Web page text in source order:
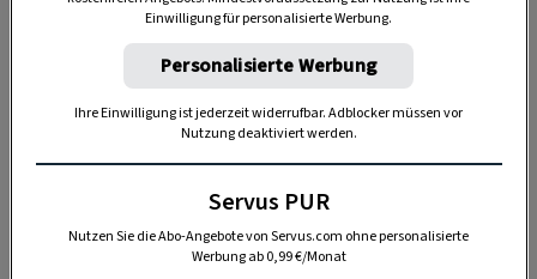
Anzeige
>> Das Garten-Extra mit vielen Tipps für Ihr
Einwilligung für personalisierte Werbung.
Personalisierte Werbung
Ihre Einwilligung ist jederzeit widerrufbar. Adblocker müssen vor
Nutzung deaktiviert werden.
Servus PUR
Nutzen Sie die Abo-Angebote von Servus.com ohne personalisierte
Werbung ab 0,99 €/Monat